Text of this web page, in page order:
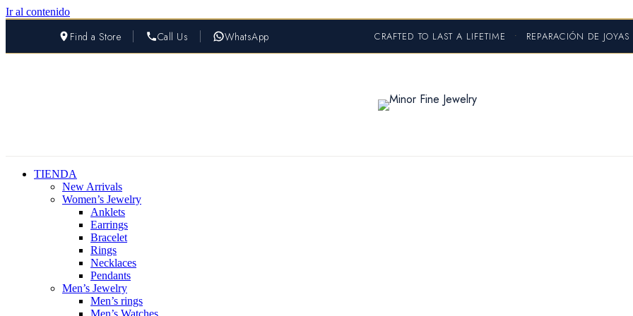
Ir al contenido
Find a Store Call Us WhatsApp CRAFTED TO LAST A LIFETIME • REPARACIÓN DE JOYAS
TIENDA
New Arrivals
Women’s Jewelry
Anklets
Earrings
Bracelet
Rings
Necklaces
Pendants
Men’s Jewelry
Men’s rings
Men’s Watches